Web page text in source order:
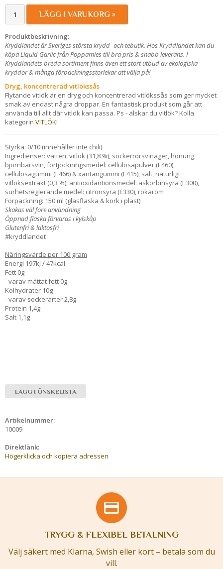
LÄGG I VARUKORG »
Produktbeskrivning:
Kryddlandet är Sveriges största krydd- och tebutik. Hos Kryddlandet kan du
köpa Liquid Garlic från Poppamies till bra pris & snabb leverans. I
Kryddlandets breda sortiment finns även ett stort utbud av ekologiska
kryddor & många förpackningsstorlekar att välja på!
Dryg, koncentrerad vitlökssås
Flytande vitlök är en dryg och koncentrerad vitlökssås som ger mycket
smak av endast några droppar. En fantastisk produkt som går att
använda till allt där vitlök kan passa. Ps - älskar du vitlök? Kolla
kategorin VITLÖK!
Styrka: 0/10 (innehåller inte chili)
Ingredienser: vatten, vitlök (31,8 %), sockerrörsvinäger, honung,
björnbärsvin, förtjockningsmedel: cellulosapulver (E460),
cellulosagummi (E466) & xantangummi (E415), salt, naturligt
vitlöksextrakt (0,3 %), antioxidantionsmedel: askorbinsyra (E300),
surhetsreglerande medel: citronsyra (E330), rökarom
Förpackning: 150 ml (glasflaska & kork i plast)
Skakas väl före användning
Öppnad flaska förvaras i kylskåp
Glutenfri & laktosfri
#kryddlandet
Näringsvärde per 100 gram
Energi 197kJ / 47kcal
Fett 0g
- varav mättat fett 0g
Kolhydrater 10g
- varav sockerarter 2,8g
Protein 1,4g
Salt 1,1g
LÄGG I ÖNSKELISTA
Artikelnummer:
10009
Direktlänk:
Högerklicka och kopiera adressen
TRYGG & FLEXIBEL BETALNING
Välj säkert med Klarna, Swish eller kort – betala som du
vill.